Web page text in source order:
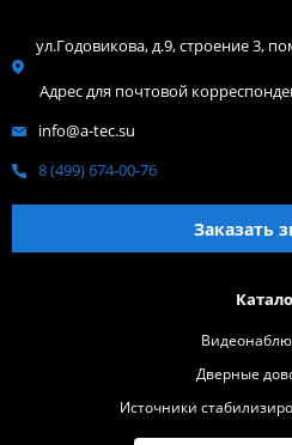
ул.Годовикова, д.9, строение 3,
Адрес для почтовой
info@a-tec.su
8 (499) 674-00-76
Заказать
Дверные
Источники